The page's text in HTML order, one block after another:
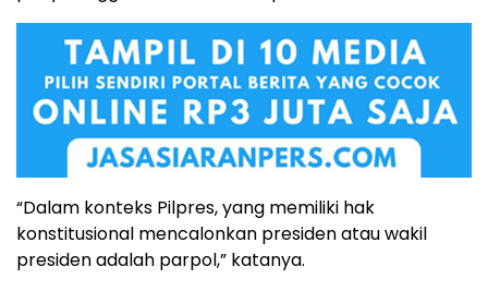
“Dalam konteks Pilpres, yang memiliki hak
konstitusional mencalonkan presiden atau wakil
presiden adalah parpol,” katanya.